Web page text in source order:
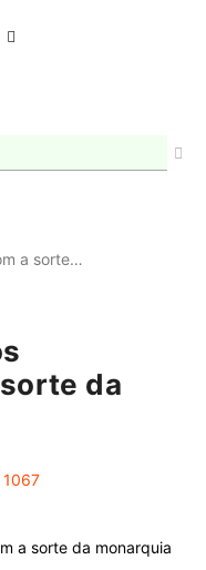
a sorte…
da
1067